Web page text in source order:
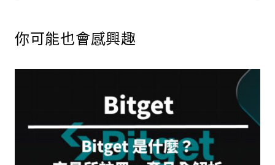
你可能也會感興趣